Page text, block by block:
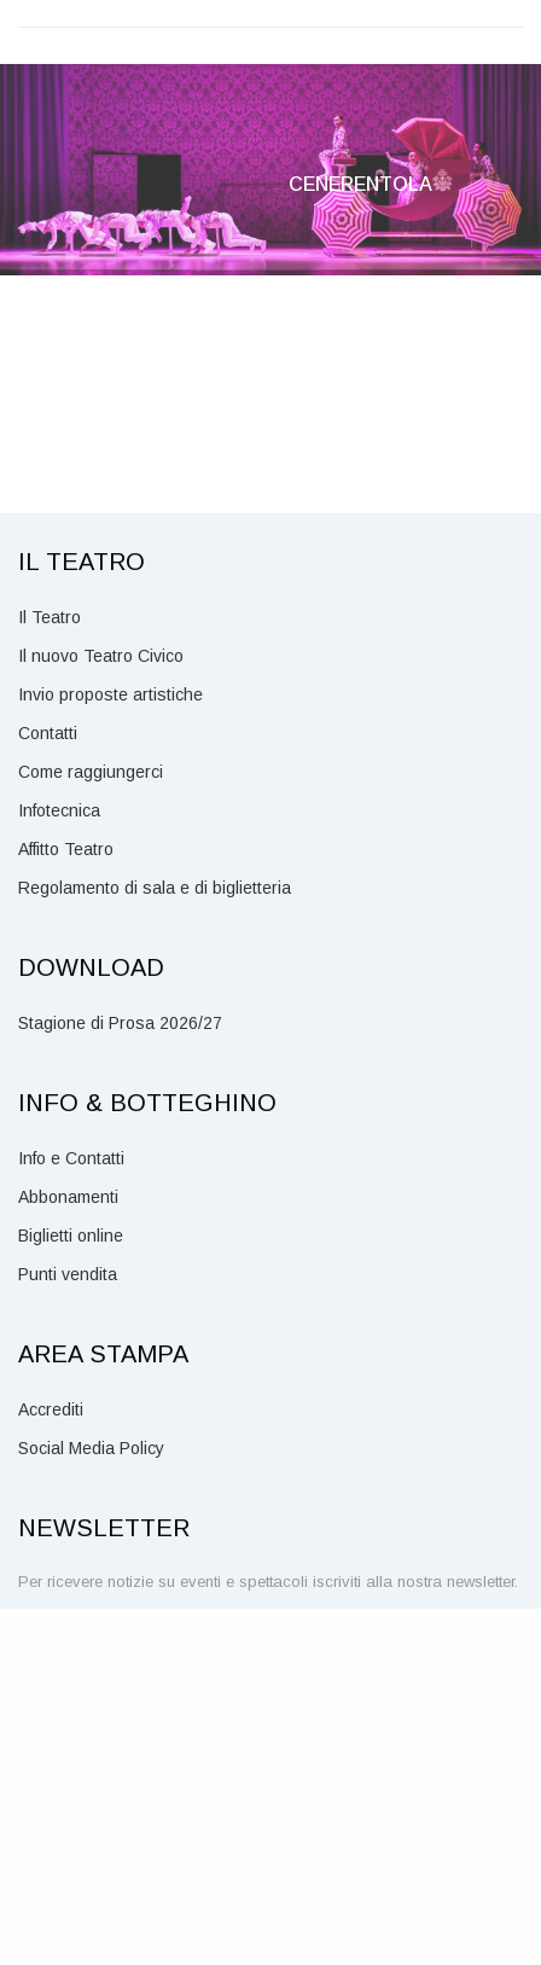
CENERENTOLA
IL TEATRO
Il Teatro
Il nuovo Teatro Civico
Invio proposte artistiche
Contatti
Come raggiungerci
Infotecnica
Affitto Teatro
Regolamento di sala e di biglietteria
DOWNLOAD
Stagione di Prosa 2026/27
INFO & BOTTEGHINO
Info e Contatti
Abbonamenti
Biglietti online
Punti vendita
AREA STAMPA
Accrediti
Social Media Policy
NEWSLETTER
Per ricevere notizie su eventi e spettacoli iscriviti alla nostra newsletter.